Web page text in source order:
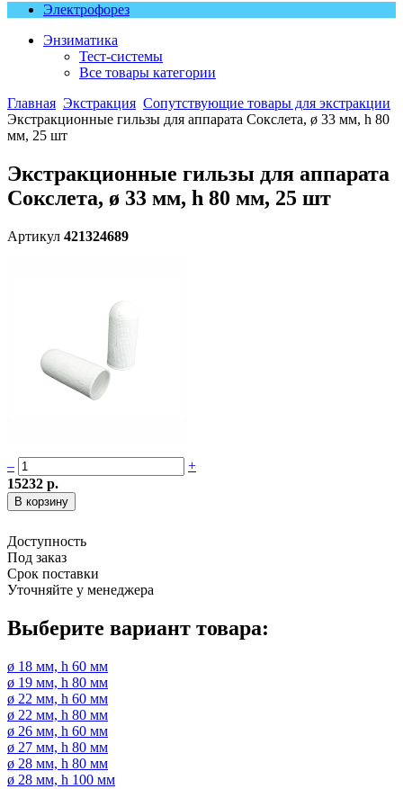
Электрофорез
Энзиматика
Тест-системы
Все товары категории
Главная Экстракция Сопутствующие товары для экстракции
Экстракционные гильзы для аппарата Сокслета, ø 33 мм, h 80
мм, 25 шт
Экстракционные гильзы для аппарата
Сокслета, ø 33 мм, h 80 мм, 25 шт
Артикул 421324689
–
+
15232 р.
Доступность
Под заказ
Срок поставки
Уточняйте у менеджера
Выберите вариант товара:
ø 18 мм, h 60 мм
ø 19 мм, h 80 мм
ø 22 мм, h 60 мм
ø 22 мм, h 80 мм
ø 26 мм, h 60 мм
ø 27 мм, h 80 мм
ø 28 мм, h 80 мм
ø 28 мм, h 100 мм